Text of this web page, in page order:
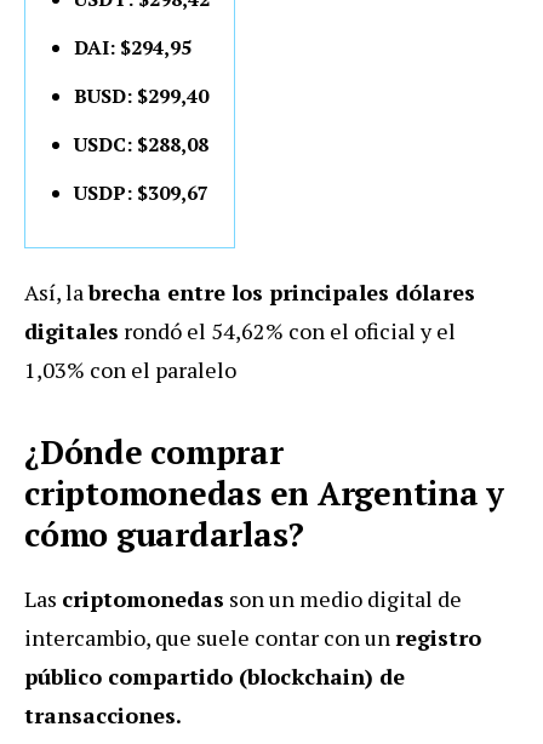
DAI: $294,95
BUSD: $299,40
USDC: $288,08
USDP: $309,67
Así, labrecha entre los principales dólares
digitales rondó el 54,62% con el oficial y el
1,03% con el paralelo
¿Dónde comprar
criptomonedas en Argentina y
cómo guardarlas?
Las criptomonedas son un medio digital de
intercambio, que suele contar con unregistro
público compartido (blockchain) de
transacciones.